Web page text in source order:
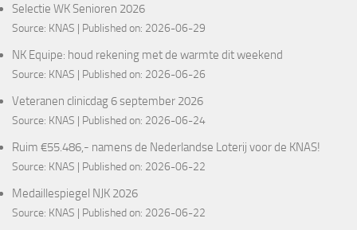
Selectie WK Senioren 2026
Source: KNAS Published on: 2026-06-29
NK Equipe: houd rekening met de warmte dit weekend
Source: KNAS Published on: 2026-06-26
Veteranen clinicdag 6 september 2026
Source: KNAS Published on: 2026-06-24
Ruim €55.486,- namens de Nederlandse Loterij voor de KNAS!
Source: KNAS Published on: 2026-06-22
Medaillespiegel NJK 2026
Source: KNAS Published on: 2026-06-22